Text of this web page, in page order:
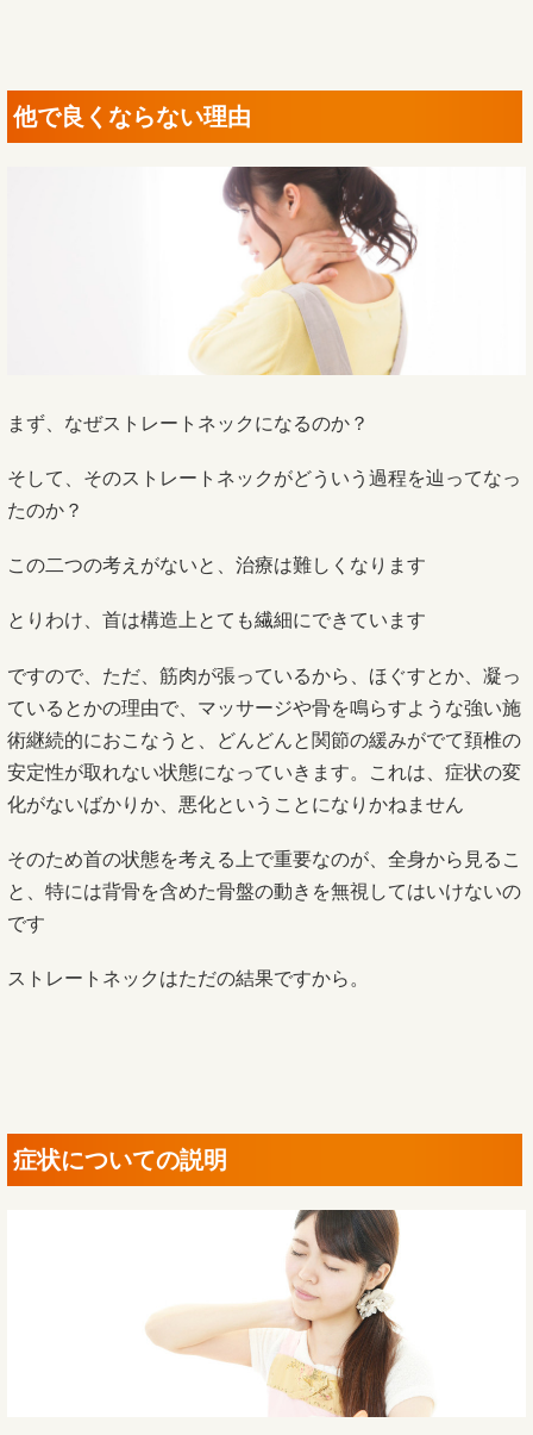
他で良くならない理由
まず、なぜストレートネックになるのか？
そして、そのストレートネックがどういう過程を辿ってなっ
たのか？
この二つの考えがないと、治療は難しくなります
とりわけ、首は構造上とても繊細にできています
ですので、ただ、筋肉が張っているから、ほぐすとか、凝っ
ているとかの理由で、マッサージや骨を鳴らすような強い施
術継続的におこなうと、どんどんと関節の緩みがでて頚椎の
安定性が取れない状態になっていきます。これは、症状の変
化がないばかりか、悪化ということになりかねません
そのため首の状態を考える上で重要なのが、全身から見るこ
と、特には背骨を含めた骨盤の動きを無視してはいけないの
です
ストレートネックはただの結果ですから。
症状についての説明